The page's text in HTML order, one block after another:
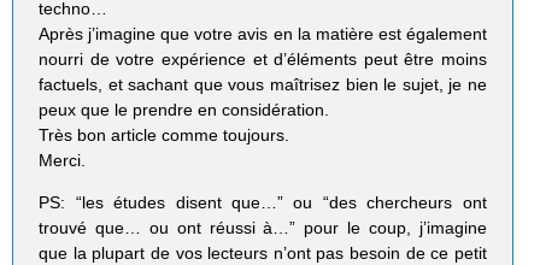
techno…
Après j’imagine que votre avis en la matière est également
nourri de votre expérience et d’éléments peut être moins
factuels, et sachant que vous maîtrisez bien le sujet, je ne
peux que le prendre en considération.
Très bon article comme toujours.
Merci.
PS: “les études disent que…” ou “des chercheurs ont
trouvé que… ou ont réussi à…” pour le coup, j’imagine
que la plupart de vos lecteurs n’ont pas besoin de ce petit